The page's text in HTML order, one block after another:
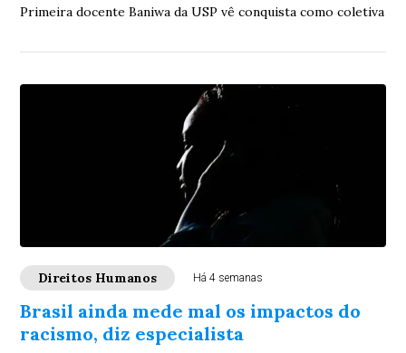
Primeira docente Baniwa da USP vê conquista como coletiva
Direitos Humanos Há 4 semanas
Brasil ainda mede mal os impactos do
racismo, diz especialista